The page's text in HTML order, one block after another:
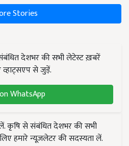
Stories
देशभर की सभी लेटेस्ट ख़बरें
से जुड़ें.
WhatsApp
कृषि से संबंधित देशभर की सभी
हमारे न्यूज़लेटर की सदस्यता लें.